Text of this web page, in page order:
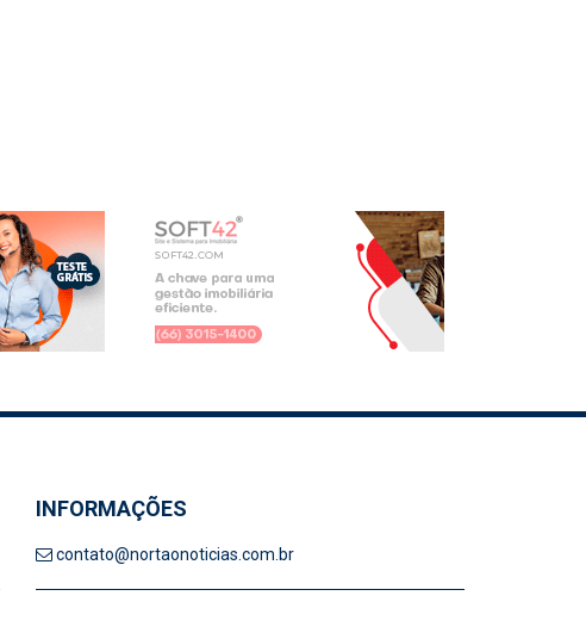
INFORMAÇÕES
contato@nortaonoticias.com.br